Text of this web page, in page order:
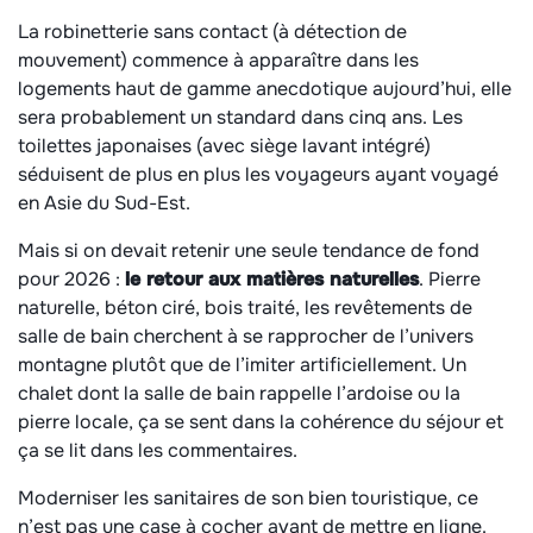
La robinetterie sans contact (à détection de
mouvement) commence à apparaître dans les
logements haut de gamme anecdotique aujourd’hui, elle
sera probablement un standard dans cinq ans. Les
toilettes japonaises (avec siège lavant intégré)
séduisent de plus en plus les voyageurs ayant voyagé
en Asie du Sud-Est.
Mais si on devait retenir une seule tendance de fond
pour 2026 : le retour aux matières naturelles. Pierre
naturelle, béton ciré, bois traité, les revêtements de
salle de bain cherchent à se rapprocher de l’univers
montagne plutôt que de l’imiter artificiellement. Un
chalet dont la salle de bain rappelle l’ardoise ou la
pierre locale, ça se sent dans la cohérence du séjour et
ça se lit dans les commentaires.
Moderniser les sanitaires de son bien touristique, ce
n’est pas une case à cocher avant de mettre en ligne.